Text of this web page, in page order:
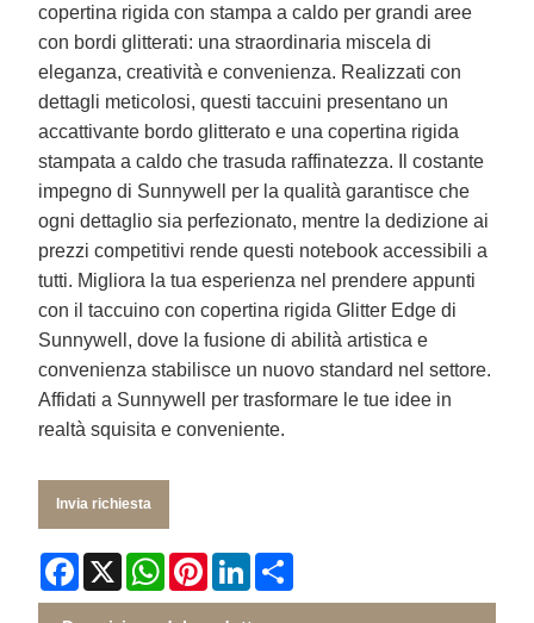
copertina rigida con stampa a caldo per grandi aree
con bordi glitterati: una straordinaria miscela di
eleganza, creatività e convenienza. Realizzati con
dettagli meticolosi, questi taccuini presentano un
accattivante bordo glitterato e una copertina rigida
stampata a caldo che trasuda raffinatezza. Il costante
impegno di Sunnywell per la qualità garantisce che
ogni dettaglio sia perfezionato, mentre la dedizione ai
prezzi competitivi rende questi notebook accessibili a
tutti. Migliora la tua esperienza nel prendere appunti
con il taccuino con copertina rigida Glitter Edge di
Sunnywell, dove la fusione di abilità artistica e
convenienza stabilisce un nuovo standard nel settore.
Affidati a Sunnywell per trasformare le tue idee in
realtà squisita e conveniente.
Invia richiesta
Facebook
X WhatsApp
PinterestLinkedIn